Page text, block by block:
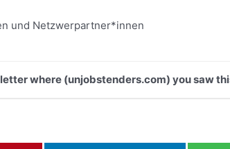
und Netzwerpartner*innen
where (unjobstenders.com) you saw